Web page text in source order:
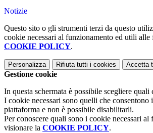
Notizie
Questo sito o gli strumenti terzi da questo
cookie necessari al funzionamento ed utili
COOKIE POLICY.
Personalizza Rifiuta tutti i cookies Accetta
Gestione cookie
In questa schermata è possibile scegliere quali
I cookie necessari sono quelli che consentono
piattaforma e non è possibile disabilitarli.
Per conoscere quali sono i cookie necessari al
visionare la COOKIE POLICY.